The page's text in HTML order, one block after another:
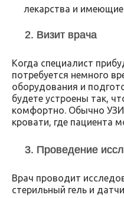
лекарства и
2. Визит врача
Когда специалист
потребуется немного
оборудования и
будете устроены так,
комфортно. Обычно
кровати, где пациента
3. Проведение
Врач проводит
стерильный гель и